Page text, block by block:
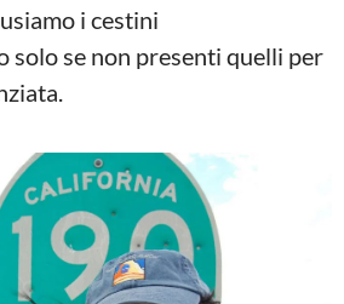
i cestini
solo se non presenti quelli per